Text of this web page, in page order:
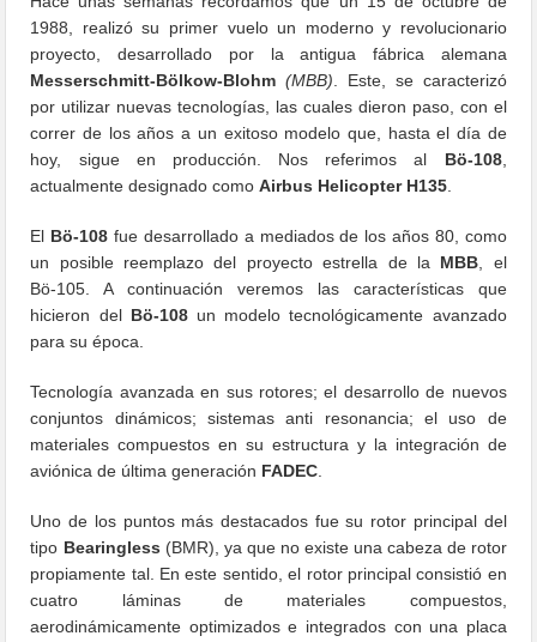
1988, realizó su primer vuelo un moderno y revolucionario
proyecto, desarrollado por la antigua fábrica alemana
Messerschmitt-Bölkow-Blohm (MBB). Este, se caracterizó
por utilizar nuevas tecnologías, las cuales dieron paso, con el
correr de los años a un exitoso modelo que, hasta el día de
hoy, sigue en producción. Nos referimos al Bö-108,
actualmente designado comoAirbus Helicopter H135.
El Bö-108 fue desarrollado a mediados de los años 80, como
un posible reemplazo del proyecto estrella de la MBB, el
Bö-105. A continuación veremos las características que
hicieron del Bö-108un modelo tecnológicamente avanzado
para su época.
Tecnología avanzada en sus rotores; el desarrollo de nuevos
conjuntos dinámicos; sistemas anti resonancia; el uso de
materiales compuestos en su estructura y la integración de
aviónica de última generación FADEC.
Uno de los puntos más destacados fue su rotor principal del
tipo Bearingless (BMR), ya que no existe una cabeza de rotor
propiamente tal. En este sentido, el rotor principal consistió en
cuatro láminas de materiales compuestos,
aerodinámicamente optimizados e integrados con una placa